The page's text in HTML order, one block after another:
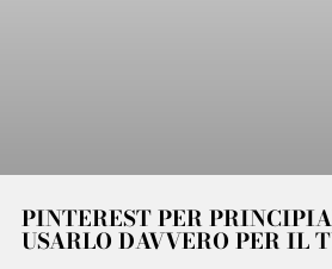
PINTEREST PER
USARLO DAVVERO PER IL